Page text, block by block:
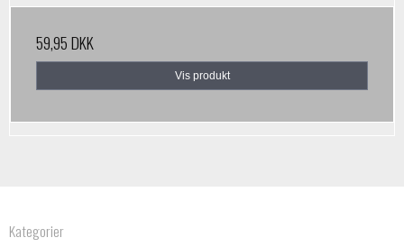
59,95 DKK
Vis produkt
Kategorier